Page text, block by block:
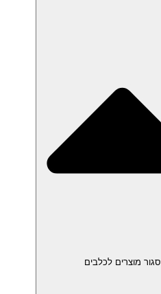
סגור מוצרים לכלבים